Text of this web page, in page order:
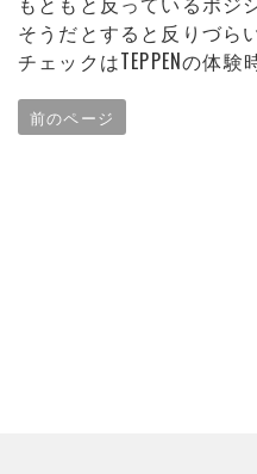
そうだとすると反りづら
チェックはTEPPENの体
前のページ